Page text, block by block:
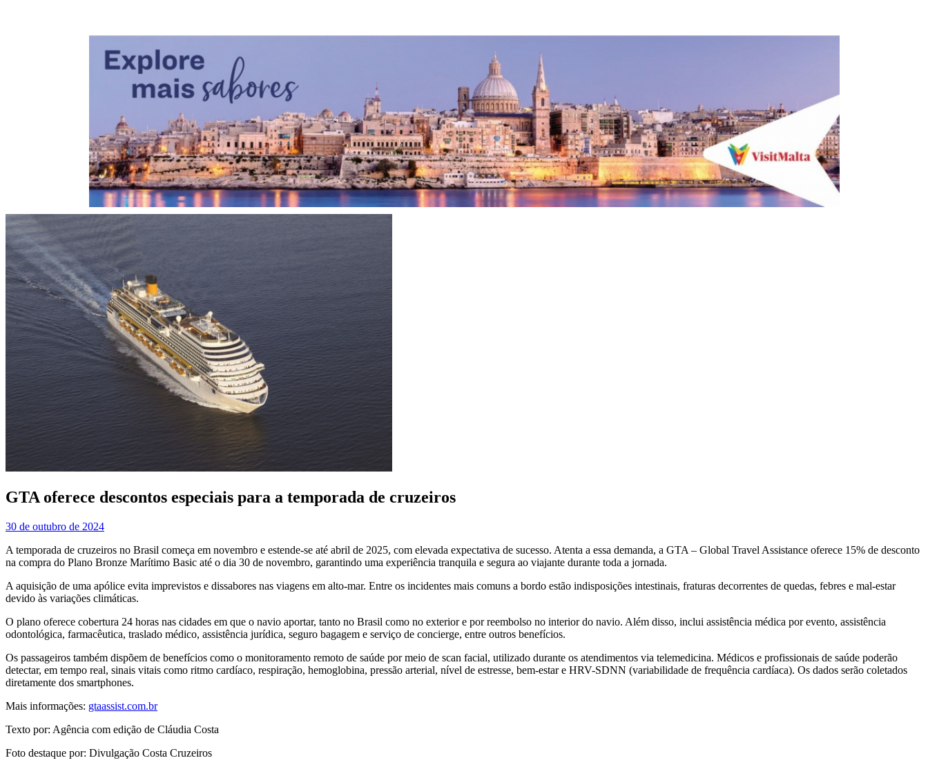
GTA oferece descontos especiais para a temporada de cruzeiros
30 de outubro de 2024
A temporada de cruzeiros no Brasil começa em novembro e estende-se até abril de 2025, com elevada expectativa de sucesso. Atenta a essa demanda, a GTA – Global Travel Assistance oferece 15% de desconto
na compra do Plano Bronze Marítimo Basic até o dia 30 de novembro, garantindo uma experiência tranquila e segura ao viajante durante toda a jornada.
A aquisição de uma apólice evita imprevistos e dissabores nas viagens em alto-mar. Entre os incidentes mais comuns a bordo estão indisposições intestinais, fraturas decorrentes de quedas, febres e mal-estar
devido às variações climáticas.
O plano oferece cobertura 24 horas nas cidades em que o navio aportar, tanto no Brasil como no exterior e por reembolso no interior do navio. Além disso, inclui assistência médica por evento, assistência
odontológica, farmacêutica, traslado médico, assistência jurídica, seguro bagagem e serviço de concierge, entre outros benefícios.
Os passageiros também dispõem de benefícios como o monitoramento remoto de saúde por meio de scan facial, utilizado durante os atendimentos via telemedicina. Médicos e profissionais de saúde poderão
detectar, em tempo real, sinais vitais como ritmo cardíaco, respiração, hemoglobina, pressão arterial, nível de estresse, bem-estar e HRV-SDNN (variabilidade de frequência cardíaca). Os dados serão coletados
diretamente dos smartphones.
Mais informações: gtaassist.com.br
Texto por: Agência com edição de Cláudia Costa
Foto destaque por: Divulgação Costa Cruzeiros